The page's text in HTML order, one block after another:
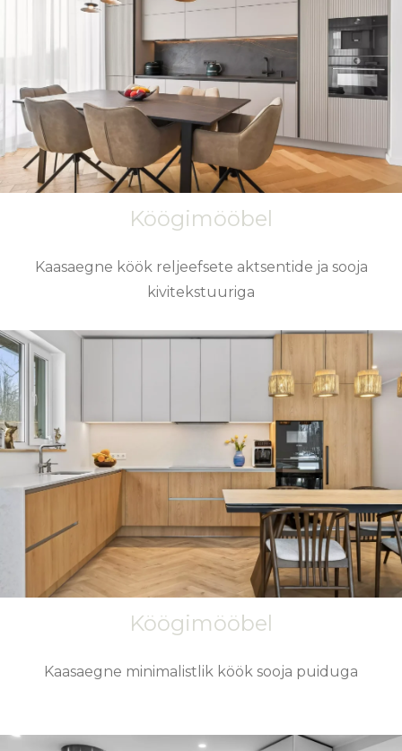
Köögimööbel
Kaasaegne köök reljeefsete aktsentide ja sooja
kivitekstuuriga
Köögimööbel
Kaasaegne minimalistlik köök sooja puiduga